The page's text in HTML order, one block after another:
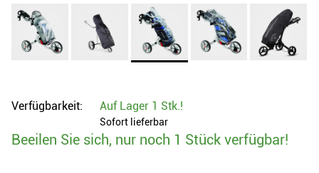
Verfügbarkeit: Auf Lager 1 Stk.!
Sofort lieferbar
Beeilen Sie sich, nur noch 1 Stück verfügbar!